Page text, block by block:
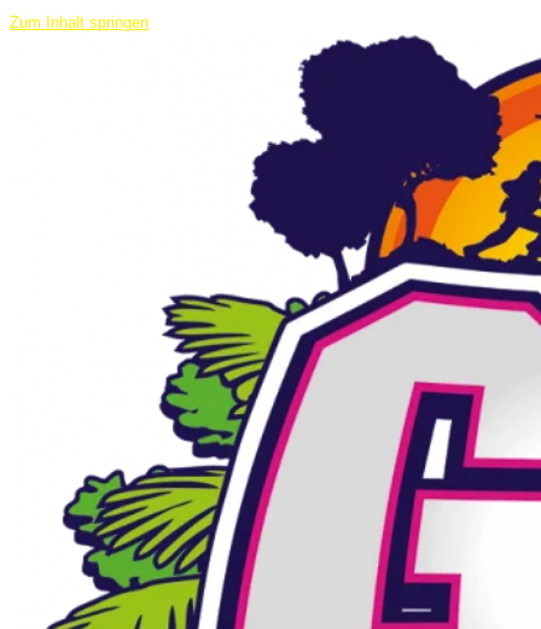
Zum Inhalt springen